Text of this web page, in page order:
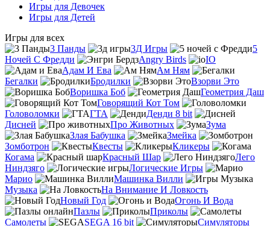
Игры для Девочек
Игры для Детей
Игры для всех
3 Панды
3Д Игры
5
Ночей С Фредди
Angry Birds
IO
Адам И Ева
Ам Ням
Бегалки
Бродилки
Взорви Это
Воришка Боб
Геометрия Даш
Говорящий Кот Том
Головоломки
ГТА
Денди 8 bit
Дисней
Про Животных
Зума
Злая Бабушка
Змейка
Зомботрон
Квесты
Кликеры
Когама
Красный Шар
Лего
Ниндзяго
Логические Игры
Марио
Машинка Вилли
Музыка
На Внимание И Ловкость
Новый Год
Огонь И Вода
Пазлы
Приколы
Самолеты
SEGA 16 bit
Симуляторы